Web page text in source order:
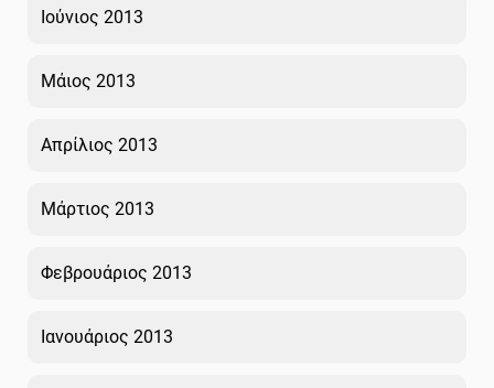
Ιούνιος 2013
Μάιος 2013
Απρίλιος 2013
Μάρτιος 2013
Φεβρουάριος 2013
Ιανουάριος 2013